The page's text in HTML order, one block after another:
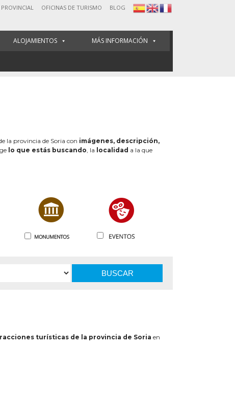
OFICINAS DE TURISMO BLOG
ALOJAMIENTOS MÁS INFORMACIÓN
la provincia de Soria con imágenes, descripción,
lo que estás buscando, la localidad a la que
BUSCAR
turísticas de la provincia de Soria en